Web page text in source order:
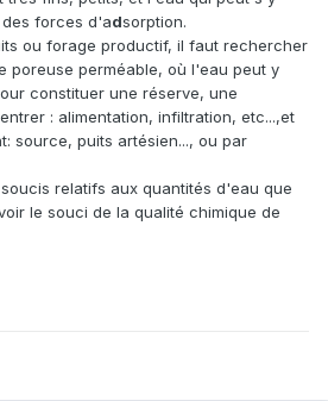
forces d'adsorption.
ou forage productif, il faut rechercher
poreuse perméable, où l'eau peut y
constituer une réserve, une
: alimentation, infiltration, etc...,et
source, puits artésien..., ou par
relatifs aux quantités d'eau que
le souci de la qualité chimique de